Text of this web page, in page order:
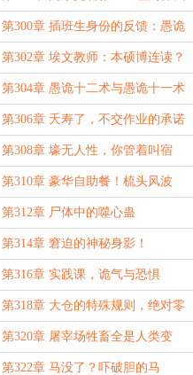
勾引兰斯洛特？
第300章 插班生身份的反馈：愚诡
十二术
第302章 埃文教师：本硕博连读？
幸运儿罢了！
第304章 愚诡十二术与愚诡十一术
的对决！
第306章 夭寿了，不交作业的承诺
被胡屠夫曝光了！
第308章 壕无人性，你管着叫宿
舍？
第310章 豪华自助餐！梳头风波
第312章 尸体中的噬心蛊
第314章 窘迫的神秘身影！
第316章 实践课，诡气与恐惧
第318章 大仓的特殊规则，绝对零
度再现！
第320章 屠宰场牲畜全是人类变
得！
第322章 马没了？吓破胆的马